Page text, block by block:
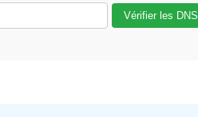
Vérifier les DNS